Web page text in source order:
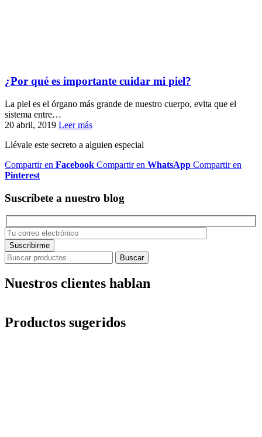
¿Por qué es importante cuidar mi piel?
La piel es el órgano más grande de nuestro cuerpo, evita que el
sistema entre…
20 abril, 2019 Leer más
Llévale este secreto a alguien especial
Compartir en Facebook Compartir en WhatsApp Compartir en
Pinterest
Suscríbete a nuestro blog
Buscar
por:
Buscar
Nuestros clientes hablan
Productos sugeridos